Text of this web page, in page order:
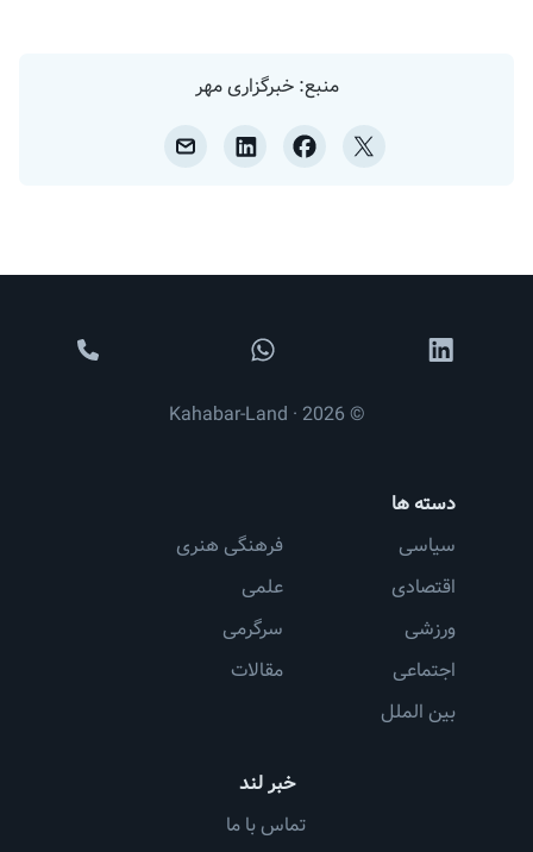
منبع: خبرگزاری مهر
خبر لند
تماس با ما
دسته ها
سیاسی
اقتصادی
ورزشی
اجتماعی
بین الملل
فرهنگی هنری
علمی
سرگرمی
مقالات
© 2026 · Kahabar-Land